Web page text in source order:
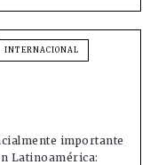
INTERNACIONAL
importante
Latinoamérica: